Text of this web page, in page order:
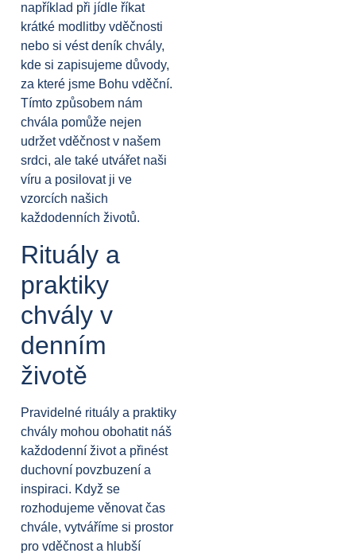
například při jídle říkat
krátké modlitby vděčnosti
nebo si vést deník chvály,
kde si zapisujeme důvody,
za které jsme Bohu vděční.
Tímto způsobem nám
chvála pomůže nejen
udržet vděčnost v našem
srdci, ale také utvářet naši
víru a posilovat ji ve
vzorcích našich
každodenních životů.
Rituály a
praktiky
chvály v
denním
životě
Pravidelné rituály a praktiky
chvály mohou obohatit náš
každodenní život a přinést
duchovní povzbuzení a
inspiraci. Když se
rozhodujeme věnovat čas
chvále, vytváříme si prostor
pro vděčnost a hlubší